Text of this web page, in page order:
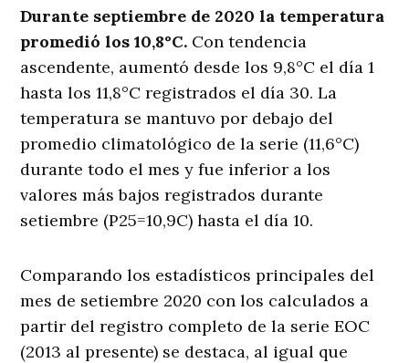
Durante septiembre de 2020 la temperatura
promedió los 10,8°C. Con tendencia
ascendente, aumentó desde los 9,8°C el día 1
hasta los 11,8°C registrados el día 30. La
temperatura se mantuvo por debajo del
promedio climatológico de la serie (11,6°C)
durante todo el mes y fue inferior a los
valores más bajos registrados durante
setiembre (P25=10,9C) hasta el día 10.
Comparando los estadísticos principales del
mes de setiembre 2020 con los calculados a
partir del registro completo de la serie EOC
(2013 al presente) se destaca, al igual que